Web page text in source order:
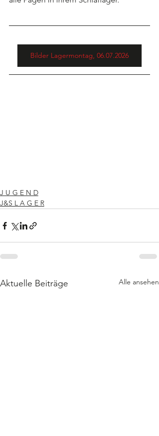
Bilder Lagermontag, 06.07.2026
J U G E N D
J&S L A G E R
Aktuelle Beiträge Alle ansehen